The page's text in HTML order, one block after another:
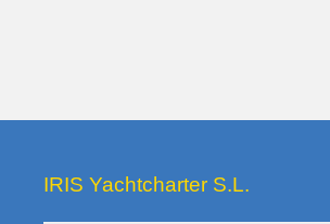
IRIS Yachtcharter S.L.